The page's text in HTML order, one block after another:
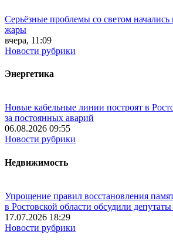
Серьёзные проблемы со светом начались
жары
вчера, 11:09
Новости рубрики
Энергетика
Новые кабельные линии построят в
за постоянных аварий
06.08.2026 09:55
Новости рубрики
Недвижимость
Упрощение правил восстановления
в Ростовской области обсудили
17.07.2026 18:29
Новости рубрики